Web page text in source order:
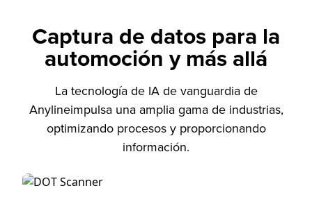
Captura de datos para la
automoción y más allá
La tecnología de IA de vanguardia de
Anylineimpulsa una amplia gama de industrias,
optimizando procesos y proporcionando
información.